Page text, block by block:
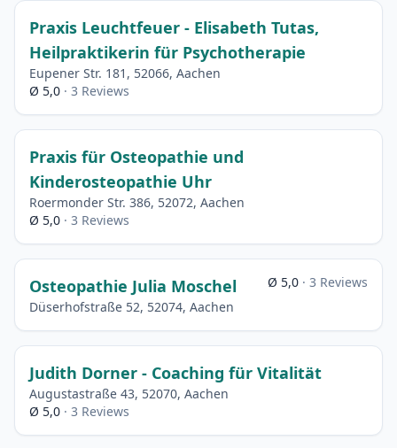
Praxis Leuchtfeuer - Elisabeth Tutas,
Heilpraktikerin für Psychotherapie
Eupener Str. 181, 52066, Aachen
Ø 5,0 · 3 Reviews
Praxis für Osteopathie und
Kinderosteopathie Uhr
Roermonder Str. 386, 52072, Aachen
Ø 5,0 · 3 Reviews
Osteopathie Julia Moschel
Düserhofstraße 52, 52074, Aachen
Ø 5,0 · 3 Reviews
Judith Dorner - Coaching für Vitalität
Augustastraße 43, 52070, Aachen
Ø 5,0 · 3 Reviews